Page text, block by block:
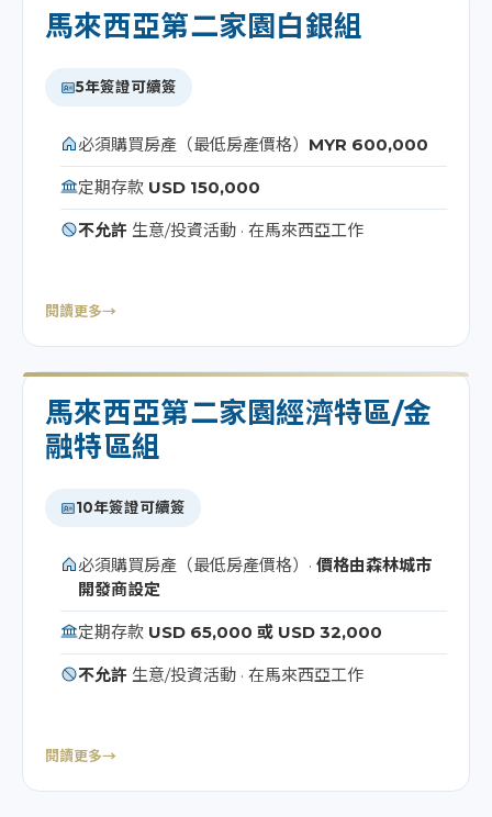
馬來西亞第二家園白銀組
5年簽證可續簽
必須購買房產（最低房產價格） MYR 600,000
定期存款 USD 150,000
不允許 生意/投資活動 · 在馬來西亞工作
閱讀更多→
馬來西亞第二家園經濟特區/金
融特區組
10年簽證可續簽
必須購買房產（最低房產價格）· 價格由森林城市
開發商設定
定期存款 USD 65,000 或 USD 32,000
不允許 生意/投資活動 · 在馬來西亞工作
閱讀更多→